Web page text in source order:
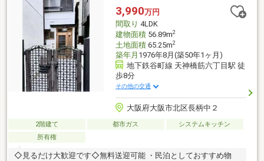
みたい」等 ご購入をご検討中のお客様にとって、より良い条件で
ご購入頂く為に精一杯サポート致します不動産の事なら何でもお
気軽にご相談下さい！
3,990万円
間取り 4LDK
建物面積56.89m2
土地面積65.25m2
築年月 1976年8月(築50年1ヶ月)
地下鉄谷町線 天神橋筋六丁目駅 徒
歩8分
その他の交通
大阪府大阪市北区長柄中２
2階建て 都市ガス
システムキッチン
所有権
◇見るだけ大歓迎です◇無料送迎可能 ・民泊としておすすめ物